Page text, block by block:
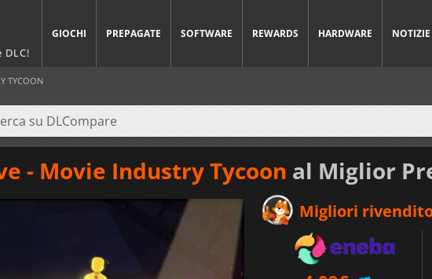
GIOCHI PREPAGATE SOFTWARE REWARDS HARDWARE NOTIZIE
TYCOON
- Movie Industry Tycoon al Miglior
Migliori